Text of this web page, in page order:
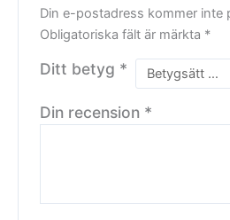
Din e-postadress kommer inte
Obligatoriska fält är märkta *
Ditt betyg *
Din recension *